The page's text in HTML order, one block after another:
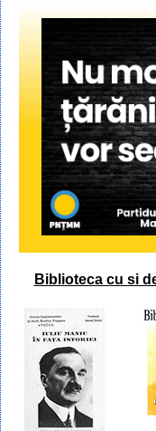
Biblioteca cu si